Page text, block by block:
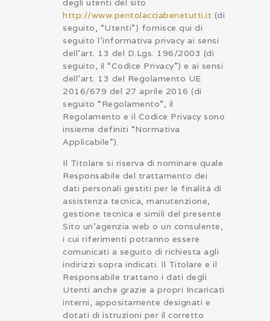
degli utenti del sito
http://www.pentolacciabenetutti.it (di
seguito, “Utenti”) fornisce qui di
seguito l’informativa privacy ai sensi
dell’art. 13 del D.Lgs. 196/2003 (di
seguito, il “Codice Privacy”) e ai sensi
dell’art. 13 del Regolamento UE
2016/679 del 27 aprile 2016 (di
seguito “Regolamento”, il
Regolamento e il Codice Privacy sono
insieme definiti “Normativa
Applicabile”).
Il Titolare si riserva di nominare quale
Responsabile del trattamento dei
dati personali gestiti per le finalità di
assistenza tecnica, manutenzione,
gestione tecnica e simili del presente
Sito un’agenzia web o un consulente,
i cui riferimenti potranno essere
comunicati a seguito di richiesta agli
indirizzi sopra indicati. Il Titolare e il
Responsabile trattano i dati degli
Utenti anche grazie a propri Incaricati
interni, appositamente designati e
dotati di istruzioni per il corretto